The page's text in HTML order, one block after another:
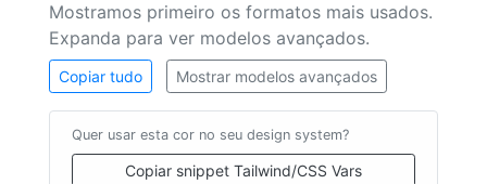
Mostramos primeiro os formatos mais usados.
Expanda para ver modelos avançados.
Copiar tudo Mostrar modelos avançados
Quer usar esta cor no seu design system?
Copiar snippet Tailwind/CSS Vars